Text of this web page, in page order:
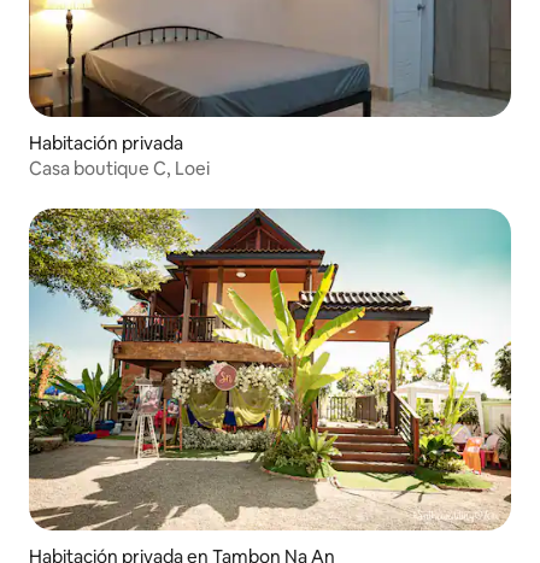
Habitación privada
Casa boutique C, Loei
Habitación privada en Tambon Na An